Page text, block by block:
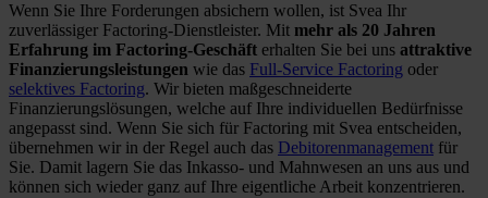
Wenn Sie Ihre Forderungen absichern wollen, ist Svea Ihr
zuverlässiger Factoring-Dienstleister. Mit mehr als 20 Jahren
Erfahrung im Factoring-Geschäft erhalten Sie bei uns attraktive
Finanzierungsleistungen wie das Full-Service Factoring oder
selektives Factoring. Wir bieten maßgeschneiderte
Finanzierungslösungen, welche auf Ihre individuellen Bedürfnisse
angepasst sind. Wenn Sie sich für Factoring mit Svea entscheiden,
übernehmen wir in der Regel auch das Debitorenmanagement für
Sie. Damit lagern Sie das Inkasso- und Mahnwesen an uns aus und
können sich wieder ganz auf Ihre eigentliche Arbeit konzentrieren.